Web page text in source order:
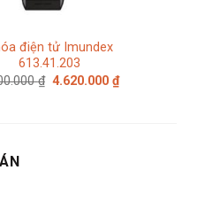
điện tử Imundex
613.41.203
₫ Giá
4.620.000₫Giá
hiện